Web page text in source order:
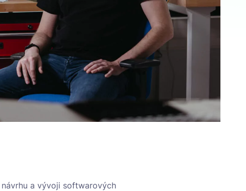
a vývoji softwarových